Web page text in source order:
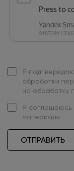
Я
обработки
на обработку
Я соглашаюсь
материалы
ОТПРАВИТЬ